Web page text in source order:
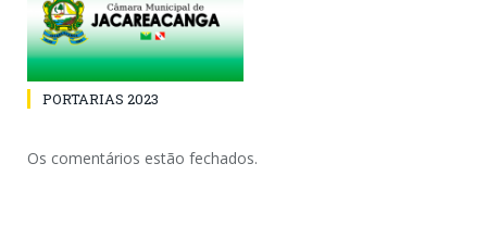
PORTARIAS 2023
Os comentários estão fechados.